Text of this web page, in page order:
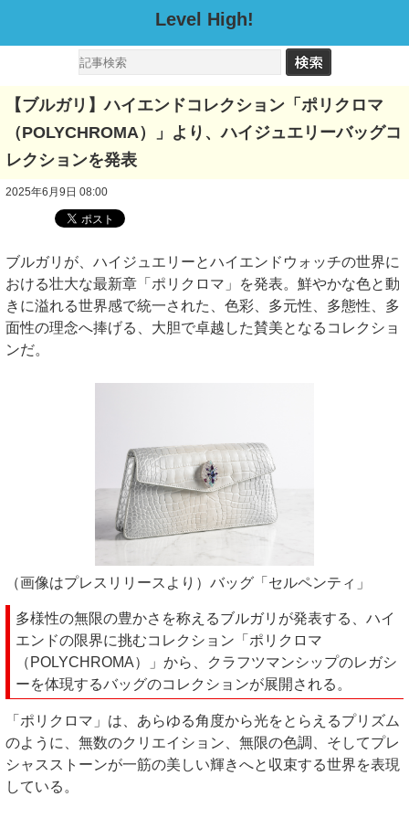
Level High!
【ブルガリ】ハイエンドコレクション「ポリクロマ
（POLYCHROMA）」より、ハイジュエリーバッグコ
レクションを発表
2025年6月9日 08:00
ブルガリが、ハイジュエリーとハイエンドウォッチの世界に
おける壮大な最新章「ポリクロマ」を発表。鮮やかな色と動
きに溢れる世界感で統一された、色彩、多元性、多態性、多
面性の理念へ捧げる、大胆で卓越した賛美となるコレクショ
ンだ。
（画像はプレスリリースより）バッグ「セルペンティ」
多様性の無限の豊かさを称えるブルガリが発表する、ハイ
エンドの限界に挑むコレクション「ポリクロマ
（POLYCHROMA）」から、クラフツマンシップのレガシ
ーを体現するバッグのコレクションが展開される。
「ポリクロマ」は、あらゆる角度から光をとらえるプリズム
のように、無数のクリエイション、無限の色調、そしてプレ
シャスストーンが一筋の美しい輝きへと収束する世界を表現
している。